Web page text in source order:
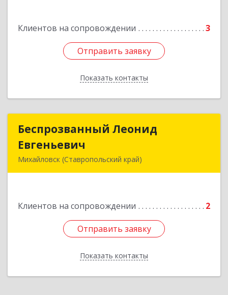
Клиентов на сопровождении 3
Отправить заявку
Показать контакты
Подробнее
Отправить заявку
Назад
Беспрозванный Леонид
Евгеньевич
Михайловск (Ставропольский край)
Клиентов на сопровождении 2
Отправить заявку
Показать контакты
Беспрозванный Леонид
Отправить заявку
Назад